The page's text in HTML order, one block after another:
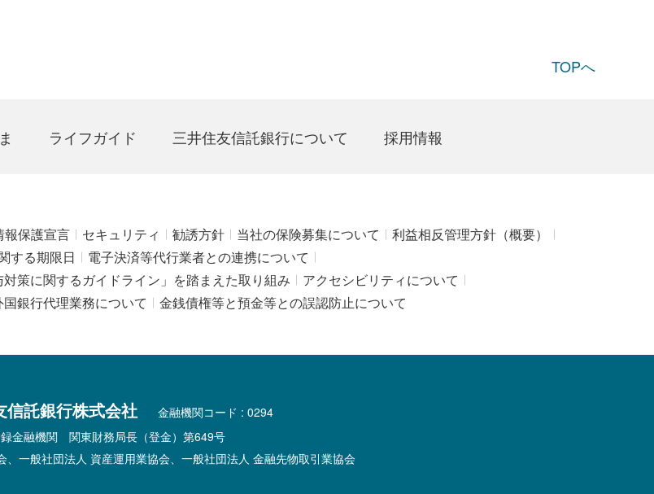
TOPへ
ライフガイド 三井住友信託銀行について 採用情報
報保護宣言 セキュリティ 勧誘方針 当社の保険募集について
利益相反管理方針（概要）
する期限日
電子決済等代行業者との連携について
策に関するガイドライン」を踏まえた取り組み
アクセシビリティについて
銀行代理業務について
金銭債権等と預金等との誤認防止について
信託銀行株式会社
金融機関コード : 0294
金融機関 関東財務局長（登金）第649号
一般社団法人 資産運用業協会、一般社団法人 金融先物取引業協会